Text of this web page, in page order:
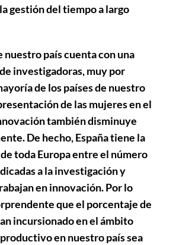
gestión del tiempo a largo
nuestro país cuenta con una
investigadoras, muy por
de los países de nuestro
de las mujeres en el
también disminuye
De hecho, España tiene la
toda Europa entre el número
a la investigación y
en innovación. Por lo
que el porcentaje de
incursionado en el ámbito
en nuestro país sea